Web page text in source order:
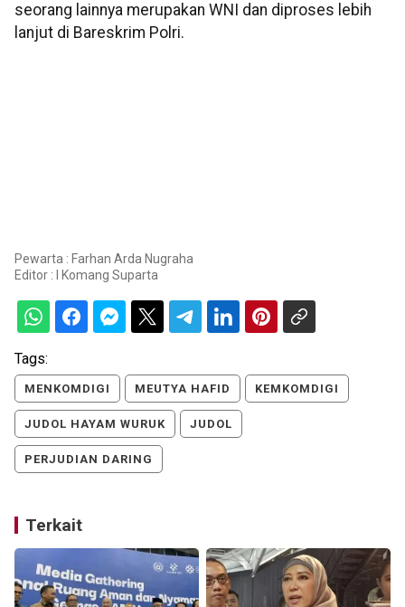
seorang lainnya merupakan WNI dan diproses lebih
lanjut di Bareskrim Polri.
Pewarta : Farhan Arda Nugraha
Editor :
I Komang Suparta
Tags:
MENKOMDIGI MEUTYA HAFID KEMKOMDIGI
JUDOL HAYAM WURUK JUDOL
PERJUDIAN DARING
Terkait